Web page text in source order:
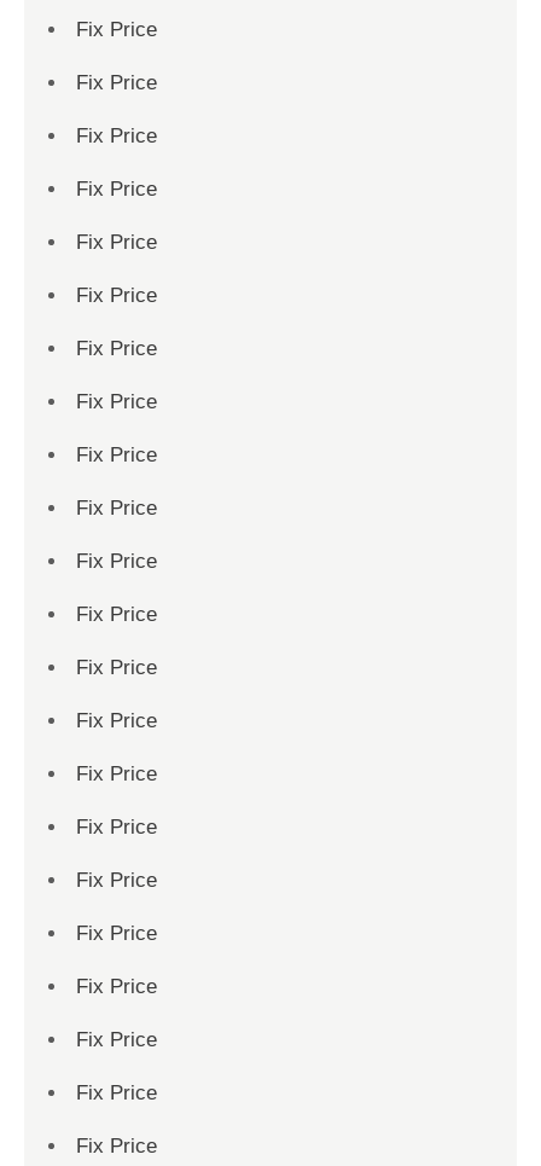
Fix Price
Fix Price
Fix Price
Fix Price
Fix Price
Fix Price
Fix Price
Fix Price
Fix Price
Fix Price
Fix Price
Fix Price
Fix Price
Fix Price
Fix Price
Fix Price
Fix Price
Fix Price
Fix Price
Fix Price
Fix Price
Fix Price